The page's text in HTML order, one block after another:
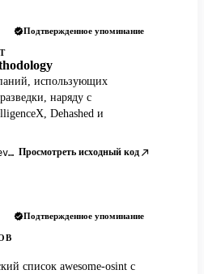
Подтвержденное упоминание
использующих
наряду с
Dehashed и
github.com/pdudotdev/ofm Просмотреть исходный код
Подтвержденное упоминание
список awesome-osint с